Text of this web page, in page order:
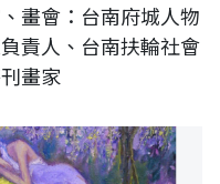
畫會：台南府城人物
責人、台南扶輪社會
畫家